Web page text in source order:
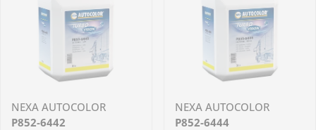
NEXA AUTOCOLOR
P852-6442
NEXA AUTOCOLOR
P852-6444